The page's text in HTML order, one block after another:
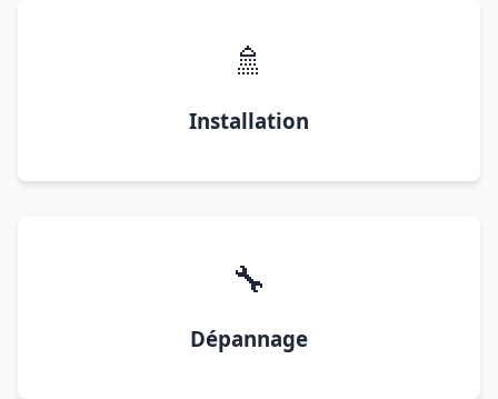
🚿
Installation
🔧
Dépannage